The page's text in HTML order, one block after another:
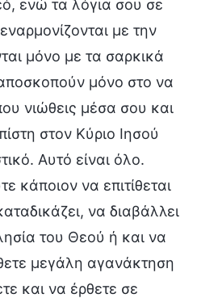
ενώ τα λόγια σου σε
με την
μόνο με τα σαρκικά
μόνο στο να
νιώθεις μέσα σου και
στον Κύριο Ιησού
Αυτό είναι όλο.
κάποιον να επιτίθεται
να διαβάλλει
του Θεού ή και να
μεγάλη αγανάκτηση
και να έρθετε σε